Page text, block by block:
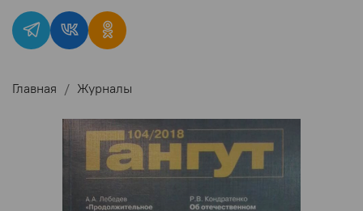
Главная Журналы